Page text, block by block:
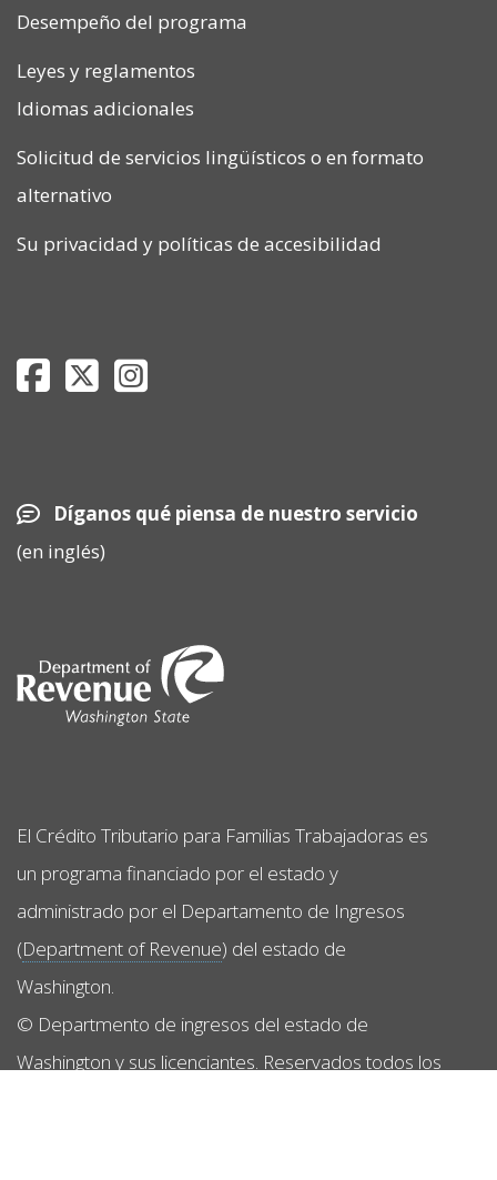
Desempeño del programa
Leyes y reglamentos
Idiomas adicionales
Solicitud de servicios lingüísticos o en formato
alternativo
Su privacidad y políticas de accesibilidad
Department of Revenue Facebook page
Department of Revenue Twitter page
Díganos qué piensa de nuestro servicio
(en inglés)
Image
El Crédito Tributario para Familias Trabajadoras es
un programa financiado por el estado y
administrado por el Departamento de Ingresos
(Department of Revenue) del estado de
Washington.
© Departmento de ingresos del estado de
Washington y sus licenciantes. Reservados todos los